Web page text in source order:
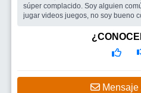
súper complacido. Soy alguien
jugar videos juegos, no soy bueno
Que gustaría hacer amigos
conocer mujeres con la que pueda
Mensaje